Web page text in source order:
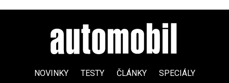
NOVINKY TESTY ČLÁNKY
SPECIÁLY